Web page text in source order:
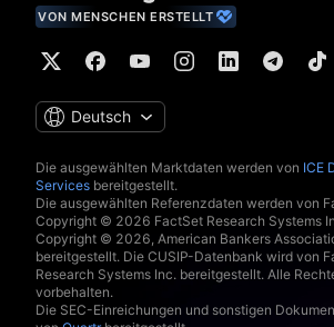
VON MENSCHEN ERSTELLT
Deutsch
Die ausgewählten Marktdaten werden von ICE
Services bereitgestellt.
Die ausgewählten Referenzdaten werden von
Copyright © 2026 FactSet Research Systems
Copyright © 2026, American Bankers
bereitgestellt. Die CUSIP-Datenbank wird von
Research Systems Inc. bereitgestellt. Alle
vorbehalten.
Die SEC-Einreichungen und sonstigen